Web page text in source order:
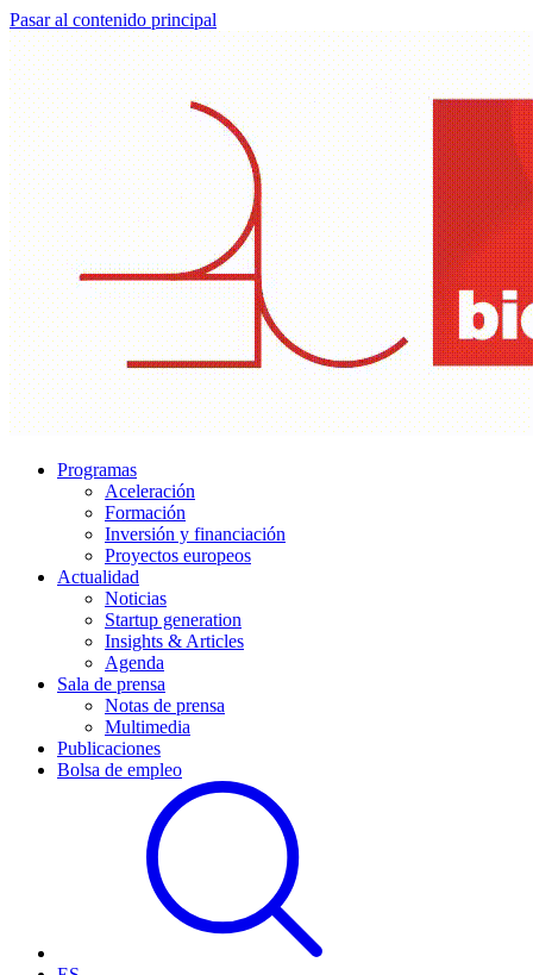
Pasar al contenido principal
Programas
Aceleración
Formación
Inversión y financiación
Proyectos europeos
Actualidad
Noticias
Startup generation
Insights & Articles
Agenda
Sala de prensa
Notas de prensa
Multimedia
Publicaciones
Bolsa de empleo